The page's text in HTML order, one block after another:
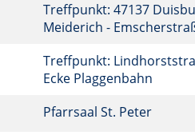
Treffpunkt: 47137
Meiderich -
Treffpunkt:
Ecke Plaggenbahn
Pfarrsaal St. Peter